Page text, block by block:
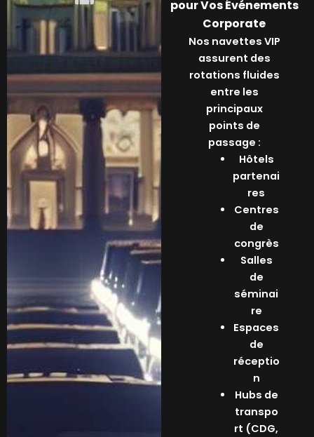
pour Vos Événements
Corporate
Nos navettes VIP
assurent des
rotations fluides
entre les
principaux
points de
passage :
Hôtels
partenai
res
Centres
de
congrès
Salles
de
séminai
re
Espaces
de
réceptio
n
Hubs de
transpo
rt (CDG,